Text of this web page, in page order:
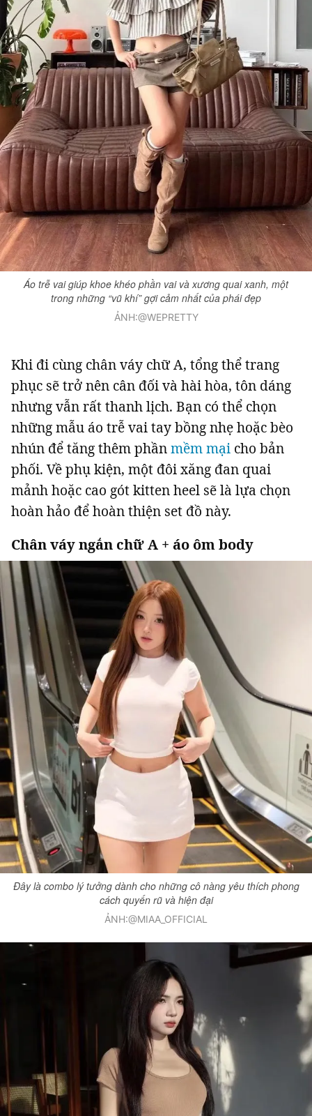
Áo trễ vai giúp khoe khéo phần vai và xương quai xanh, một
trong những “vũ khí” gợi cảm nhất của phái đẹp
ẢNH:@WEPRETTY
Khi đi cùng chân váy chữ A, tổng thể trang
phục sẽ trở nên cân đối và hài hòa, tôn dáng
nhưng vẫn rất thanh lịch. Bạn có thể chọn
những mẫu áo trễ vai tay bồng nhẹ hoặc bèo
nhún để tăng thêm phầnmềm mại cho bản
phối. Về phụ kiện, một đôi xăng đan quai
mảnh hoặc cao gót kitten heel sẽ là lựa chọn
hoàn hảo để hoàn thiện set đồ này.
Chân váy ngắn chữ A + áo ôm body
Đây là combo lý tưởng dành cho những cô nàng yêu thích phong
cách quyến rũ và hiện đại
ẢNH:@MIAA_OFFICIAL